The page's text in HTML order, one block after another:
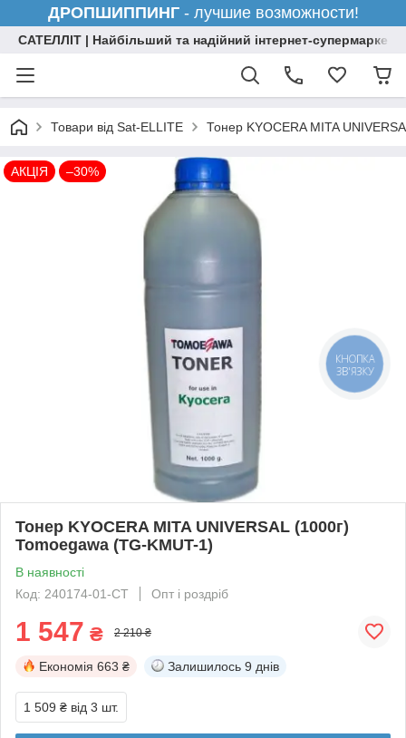
ДРОПШИППИНГ- лучшие возможности!
САТЕЛЛІТ | Найбільший та надійний інтернет-супермаркет
Товари від Sat-ELLITE Тонер KYOCERA MITA
АКЦІЯ –30%
Тонер KYOCERA MITA UNIVERSAL (1000г)
Tomoegawa (TG-KMUT-1)
В наявності
Код: 240174-01-СТ
Опт і роздріб
1 547 ₴ 2 210 ₴
Економія 663 ₴ Залишилось 9 днів
1 509 ₴ від 3 шт.
КНОПКА
ЗВ'ЯЗКУ